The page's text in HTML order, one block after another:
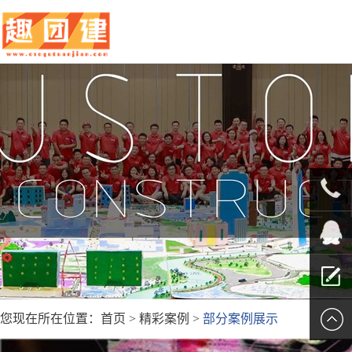
您现在所在位置： 首页 > 精彩案例 > 部分案例展示
010-
QQ客服
留言报